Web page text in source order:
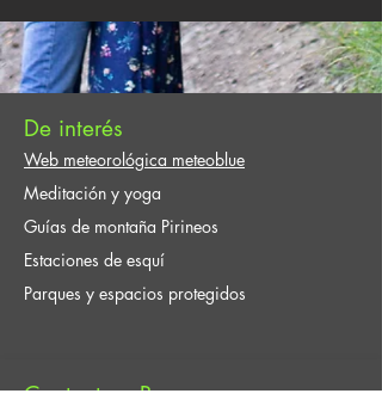
De interés
Web meteorológica meteoblue
Meditación y yoga
Guías de montaña Pirineos
Estaciones de esquí
Parques y espacios protegidos
Contacto y Reserva